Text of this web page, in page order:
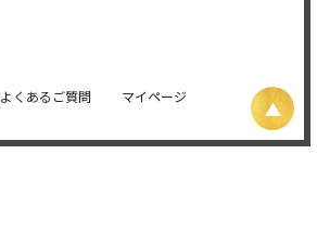
よくあるご質問 マイページ